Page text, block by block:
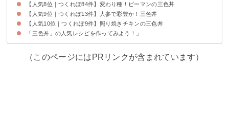
【人気8位｜つくれぽ84件】変わり種！ピーマンの三色丼
【人気9位｜つくれぽ13件】人参で彩豊か！三色丼
【人気10位｜つくれぽ9件】照り焼きチキンの三色丼
「三色丼」の人気レシピを作ってみよう！」
（このページにはPRリンクが含まれています）